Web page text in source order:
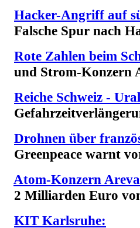
Hacker-Angriff auf
Falsche Spur nach
Rote Zahlen beim
und Strom-Konzern
Reiche Schweiz -
Drohnen über
Greenpeace warnt
Atom-Konzern
2 Milliarden Euro von
KIT Karlsruhe: